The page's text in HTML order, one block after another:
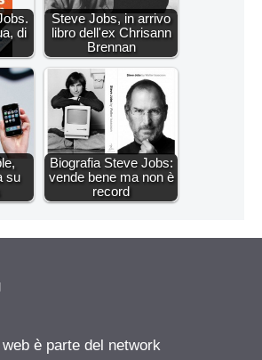
di
Steve Jobs, in arrivo
libro dell'ex Chrisann
Brennan
su
Biografia Steve Jobs:
vende bene ma non è
record
è parte del network